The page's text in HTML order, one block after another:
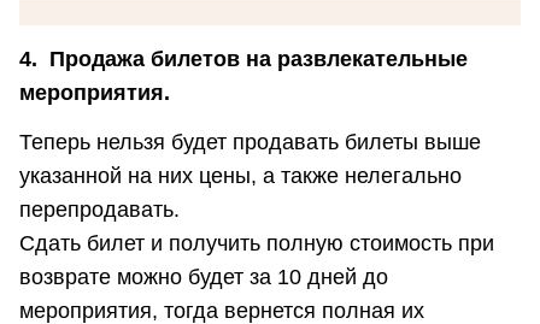
4. Продажа билетов на развлекательные
мероприятия.
Теперь нельзя будет продавать билеты выше
указанной на них цены, а также нелегально
перепродавать.
Сдать билет и получить полную стоимость при
возврате можно будет за 10 дней до
мероприятия, тогда вернется полная их